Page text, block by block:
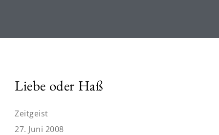
Liebe oder Haß
Zeitgeist
27. Juni 2008